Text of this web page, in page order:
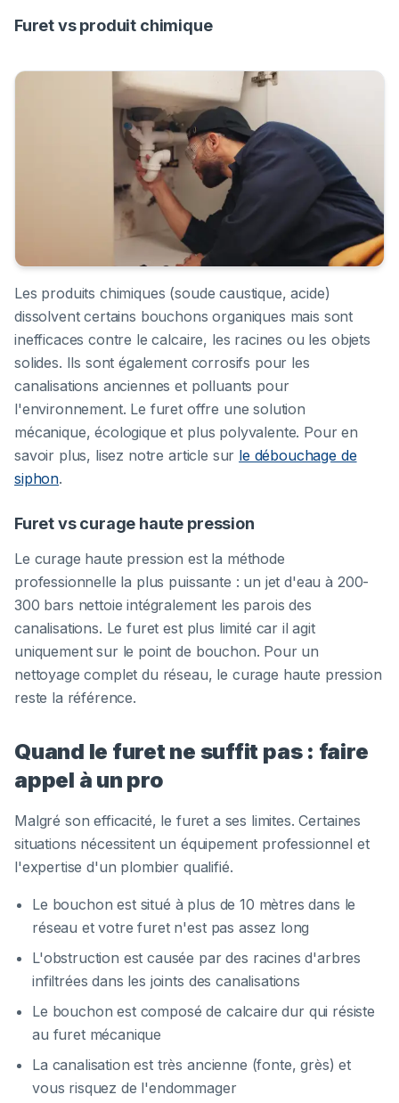
Furet vs produit chimique
Les produits chimiques (soude caustique, acide)
dissolvent certains bouchons organiques mais sont
inefficaces contre le calcaire, les racines ou les objets
solides. Ils sont également corrosifs pour les
canalisations anciennes et polluants pour
l'environnement. Le furet offre une solution
mécanique, écologique et plus polyvalente. Pour en
savoir plus, lisez notre article sur le débouchage de
siphon.
Furet vs curage haute pression
Le curage haute pression est la méthode
professionnelle la plus puissante : un jet d'eau à 200-
300 bars nettoie intégralement les parois des
canalisations. Le furet est plus limité car il agit
uniquement sur le point de bouchon. Pour un
nettoyage complet du réseau, le curage haute pression
reste la référence.
Quand le furet ne suffit pas : faire
appel à un pro
Malgré son efficacité, le furet a ses limites. Certaines
situations nécessitent un équipement professionnel et
l'expertise d'un plombier qualifié.
Le bouchon est situé à plus de 10 mètres dans le
réseau et votre furet n'est pas assez long
L'obstruction est causée par des racines d'arbres
infiltrées dans les joints des canalisations
Le bouchon est composé de calcaire dur qui résiste
au furet mécanique
La canalisation est très ancienne (fonte, grès) et
vous risquez de l'endommager